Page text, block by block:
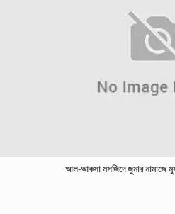
আল-আকসা মসজিদে জুমার নামাজে